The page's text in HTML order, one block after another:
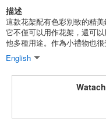
描述
這款花架配有色彩別致的精美
它不僅可以用作花架，還可
他多種用途。作為小禮物也很
English